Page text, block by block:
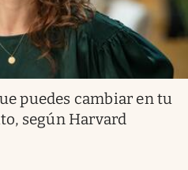
puedes cambiar en tu
según Harvard